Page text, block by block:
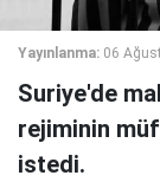
Yayınlanma: 06
Suriye'de
rejiminin
istedi.